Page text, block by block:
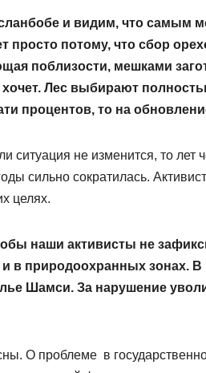
и видим, что самым
просто потому, что сбор
поблизости, мешками
Лес выбирают
процентов, то на
ситуация не изменится, то
сильно сократилась.
целях.
наши активисты не
и в природоохранных зонах.
Шамси. За нарушение
О проблеме в